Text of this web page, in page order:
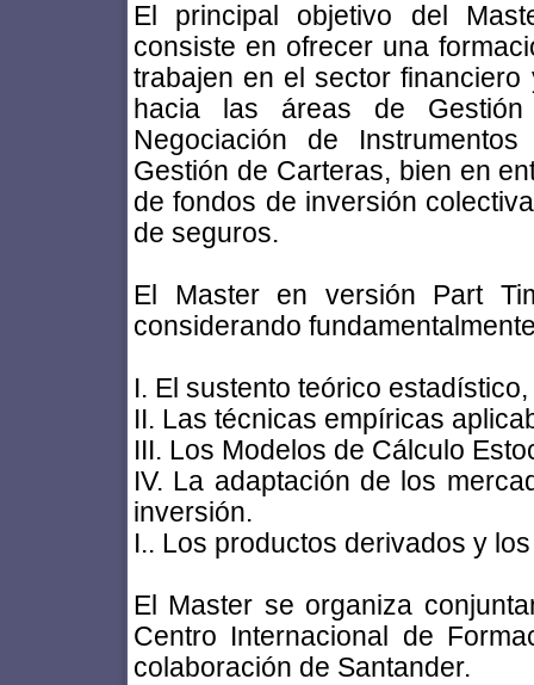
El principal objetivo del
consiste en ofrecer una
trabajen en el sector
hacia las áreas de
Negociación de
Gestión de Carteras, bien en
de fondos de inversión
de seguros.
El Master en versión Part
considerando
I. El sustento teórico
II. Las técnicas empíricas
III. Los Modelos de Cálculo
IV. La adaptación de los
inversión.
I.. Los productos derivados y
El Master se organiza
Centro Internacional de
colaboración de Santander.